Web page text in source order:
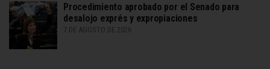
Procedimiento aprobado por el Senado para
desalojo exprés y expropiaciones
7 DE AGOSTO DE 2026